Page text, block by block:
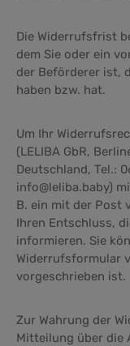
Die Widerrufsfrist
dem Sie oder ein
der Beförderer ist,
haben bzw. hat.
Um Ihr
(LELIBA GbR,
Deutschland, Tel.:
info@leliba.baby)
B. ein mit der Post
Ihren Entschluss,
informieren. Sie
Widerrufsformular
vorgeschrieben ist.
Zur Wahrung der
Mitteilung über die